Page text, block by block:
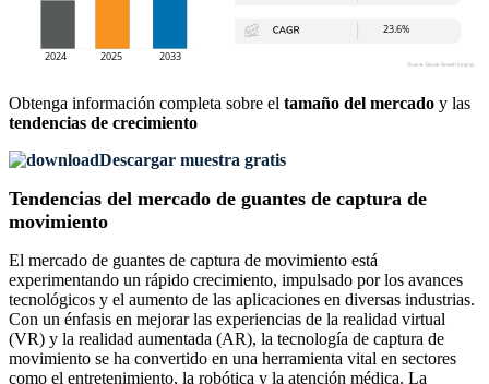
Obtenga información completa sobre el tamaño del mercado y las
tendencias de crecimiento
Descargar muestra gratis
Tendencias del mercado de guantes de captura de
movimiento
El mercado de guantes de captura de movimiento está
experimentando un rápido crecimiento, impulsado por los avances
tecnológicos y el aumento de las aplicaciones en diversas industrias.
Con un énfasis en mejorar las experiencias de la realidad virtual
(VR) y la realidad aumentada (AR), la tecnología de captura de
movimiento se ha convertido en una herramienta vital en sectores
como el entretenimiento, la robótica y la atención médica. La